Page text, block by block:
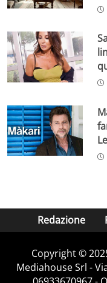
Redazione
Copyright ©
Mediahouse Srl -